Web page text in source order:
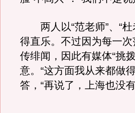
两人以“范老师”、“杜
得直乐。不过因为每一
传绯闻，因此有媒体“挑
意。“这方面我从来都做
答，“再说了，上海也没